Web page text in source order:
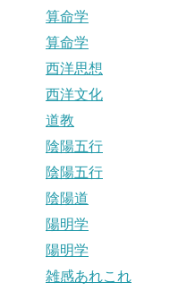
算命学
算命学
西洋思想
西洋文化
道教
陰陽五行
陰陽五行
陰陽道
陽明学
陽明学
雑感あれこれ